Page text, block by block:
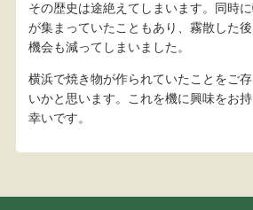
その歴史は途絶えてしまいます。同時
が集まっていたこともあり、霧散した
機会も減ってしまいました。
横浜で焼き物が作られていたことをご
いかと思います。これを機に興味をお
幸いです。